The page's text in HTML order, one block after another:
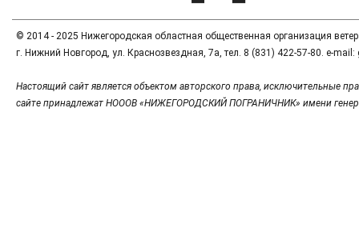
© 2014 - 2025 Нижегородская областная общественная организация
г. Нижний Новгород, ул. Краснозвездная, 7а, тел. 8 (831) 422-57-80. e-
Настоящий сайт является объектом авторского права, исключительные
сайте принадлежат НОООВ «НИЖЕГОРОДСКИЙ ПОГРАНИЧНИК» имени